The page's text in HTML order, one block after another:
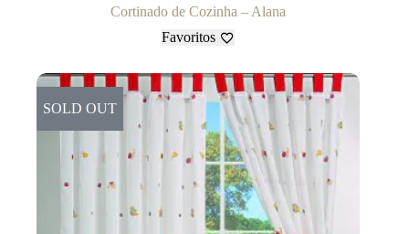
Cortinado de Cozinha – Alana
Favoritos
SOLD OUT